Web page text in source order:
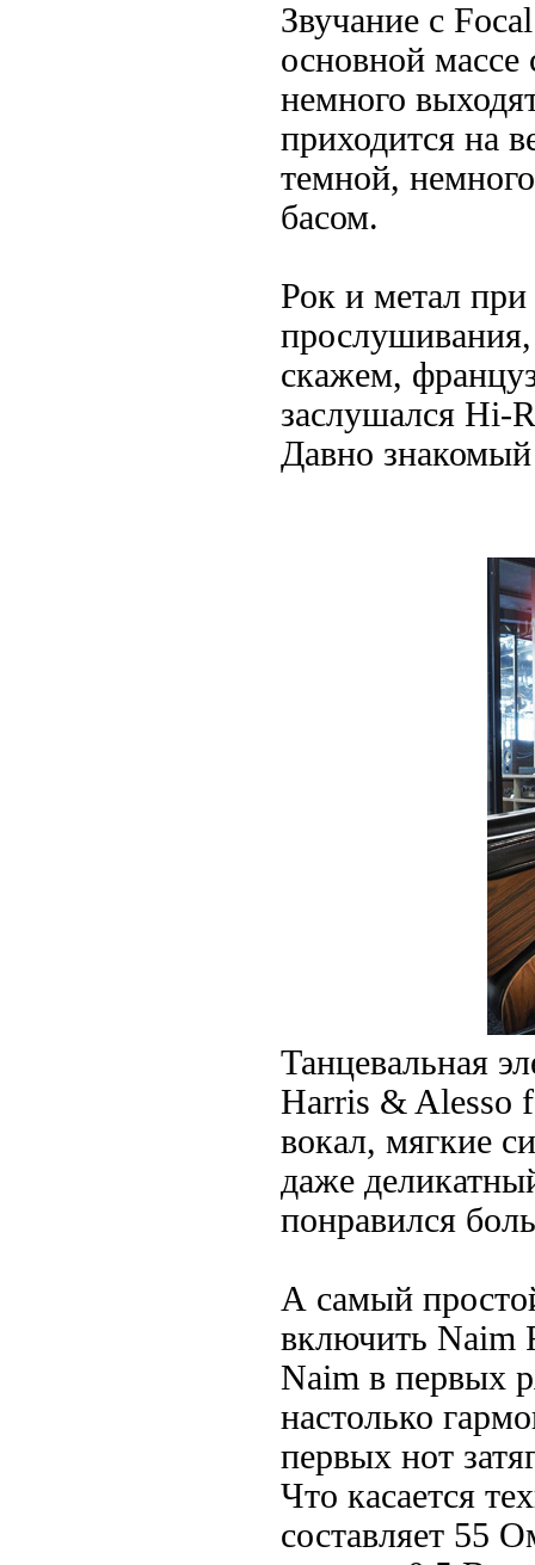
Звучание с
основной массе
немного
приходится на
темной,
басом.
Рок и метал
прослушивания,
скажем,
заслушался Hi-
Давно
Танцевальная
Harris & Alesso
вокал, мягкие
даже
понравился
А самый
включить Naim
Naim в первых
настолько
первых нот
Что касается
составляет 55